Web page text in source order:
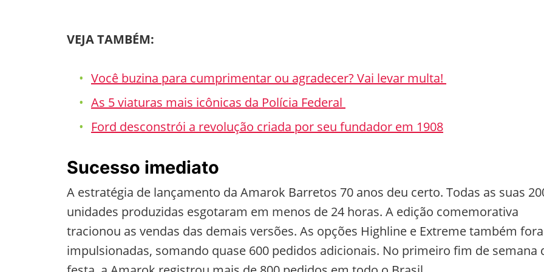
VEJA TAMBÉM:
Você buzina para cumprimentar ou agradecer? Vai levar multa!
As 5 viaturas mais icônicas da Polícia Federal
Ford desconstrói a revolução criada por seu fundador em 1908
Sucesso imediato
A estratégia de lançamento da Amarok Barretos 70 anos deu certo. Todas as suas
unidades produzidas esgotaram em menos de 24 horas. A edição comemorativa
tracionou as vendas das demais versões. As opções Highline e Extreme também
impulsionadas, somando quase 600 pedidos adicionais. No primeiro fim de semana